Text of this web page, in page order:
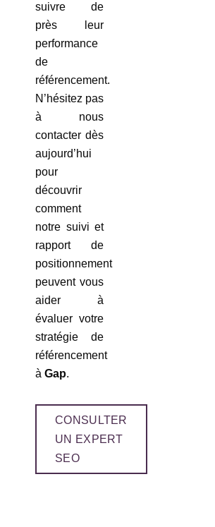
suivre de
près leur
performance
de
référencement.
N’hésitez pas
à nous
contacter dès
aujourd’hui
pour
découvrir
comment
notre suivi et
rapport de
positionnement
peuvent vous
aider à
évaluer votre
stratégie de
référencement
à Gap.
CONSULTER
UN EXPERT
SEO